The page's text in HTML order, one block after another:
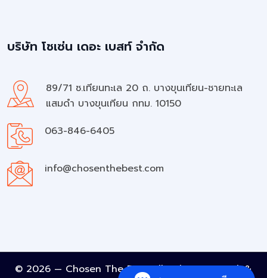
บริษัท โชเซ่น เดอะ เบสท์ จำกัด
89/71 ซ.เทียนทะเล 20 ถ. บางขุนเทียน-ชายทะเล
แสมดำ บางขุนเทียน กทม. 10150
063-846-6405
info@chosenthebest.com
© 2026 — Chosen The Best All rights reserved. &